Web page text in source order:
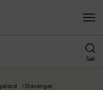
Søk
Stavanger